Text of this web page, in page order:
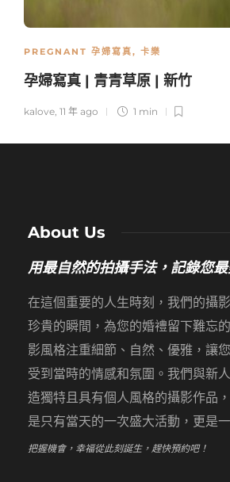
PREGNANT 孕婦寫真, 卡樂
孕婦寫真 | 青青草原 | 新竹
kalove, 11 年 ago 1 min
About Us
用最自然的拍攝手法，記錄您
在這個重要的人生時刻，我們的攝
珍貴的瞬間，為您的婚禮留下難忘
影風格注重細節、自然、優雅，讓
受到當時的情感和氛圍。我們與新
造獨特且具有個人風格的攝影作品
是只有當天的一次盛大活動，更是
把握機會，幸福從此刻誕生，趕快預約吧！